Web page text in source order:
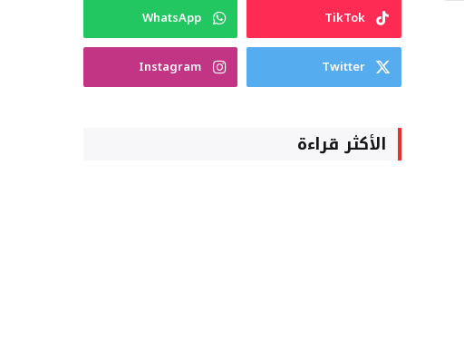
TikTok
WhatsApp
Twitter
Instagram
الأكثر قراءة